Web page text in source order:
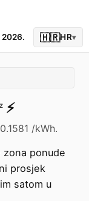
🇭🇷HR▾
⚡️
/kWh.
zona ponude
prosjek
satom u